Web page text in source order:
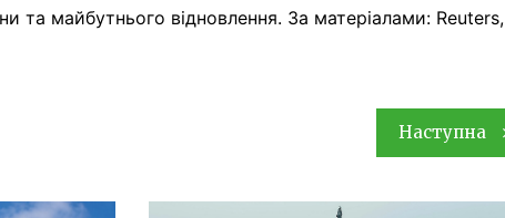
та майбутнього відновлення. За матеріалами: Reuters,
Наступна